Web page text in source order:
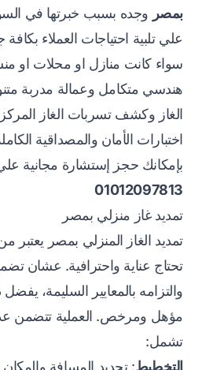
بمصر وجده بسبب خبرتها في
علي تلبية احتياجات العملاء
سواء كانت منازل او محلات او
هندسي متكامل وعمالة مدربة
الغاز وكشف تسربات الغاز
اختبارات الأمان والمصداقية
بإمكانك حجز إستشارة مجانية
01012097813
تمديد غاز منزلي بمصر
تمديد الغاز المنزلي بمصر يعتبر
تحتاج عناية واحترافية. عشان
والتزامه بالمعايير السليمة،
مؤهل ومرخص. العملية تتضمن
تشمل:
التخطيط: تحديد المسافة والمكان